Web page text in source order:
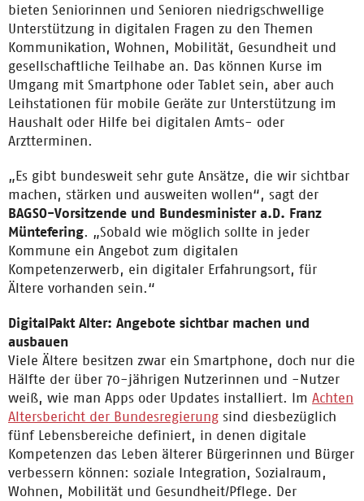
bieten Seniorinnen und Senioren niedrigschwellige
Unterstützung in digitalen Fragen zu den Themen
Kommunikation, Wohnen, Mobilität, Gesundheit und
gesellschaftliche Teilhabe an. Das können Kurse im
Umgang mit Smartphone oder Tablet sein, aber auch
Leihstationen für mobile Geräte zur Unterstützung im
Haushalt oder Hilfe bei digitalen Amts- oder
Arztterminen.
„Es gibt bundesweit sehr gute Ansätze, die wir sichtbar
machen, stärken und ausweiten wollen“, sagt der
BAGSO-Vorsitzende und Bundesminister a.D. Franz
Müntefering. „Sobald wie möglich sollte in jeder
Kommune ein Angebot zum digitalen
Kompetenzerwerb, ein digitaler Erfahrungsort, für
Ältere vorhanden sein.“
DigitalPakt Alter: Angebote sichtbar machen und
ausbauen
Viele Ältere besitzen zwar ein Smartphone, doch nur die
Hälfte der über 70-jährigen Nutzerinnen und -Nutzer
weiß, wie man Apps oder Updates installiert. Im Achten
Altersbericht der Bundesregierung sind diesbezüglich
fünf Lebensbereiche definiert, in denen digitale
Kompetenzen das Leben älterer Bürgerinnen und Bürger
verbessern können: soziale Integration, Sozialraum,
Wohnen, Mobilität und Gesundheit/Pflege. Der